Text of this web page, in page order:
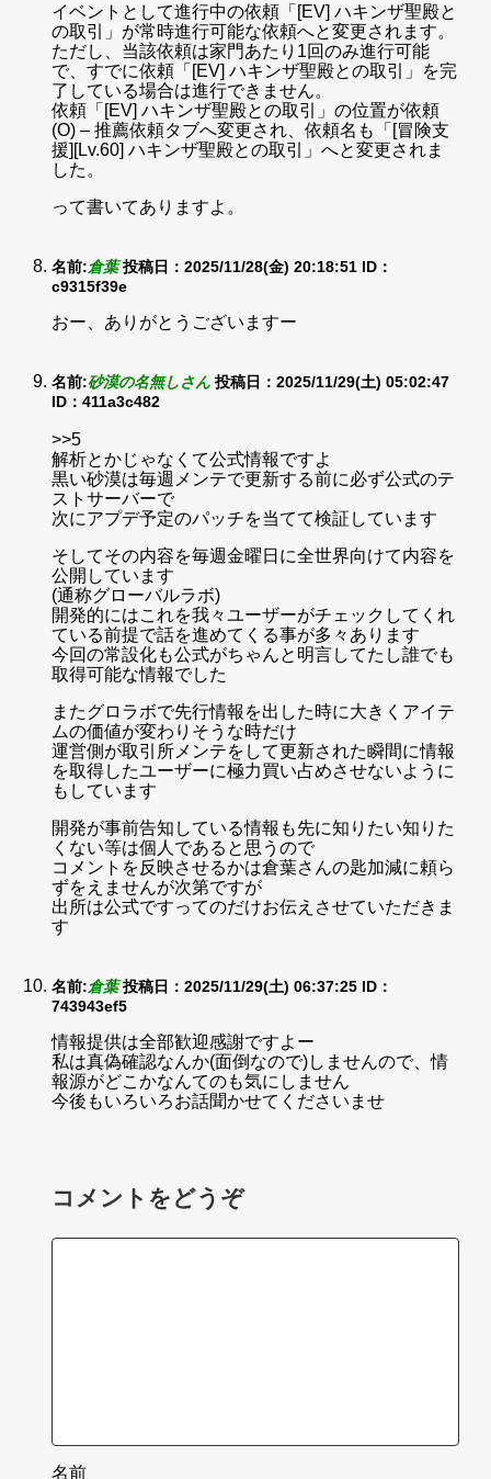
イベントとして進行中の依頼「[EV] ハキンザ聖殿と
の取引」が常時進行可能な依頼へと変更されます。
ただし、当該依頼は家門あたり1回のみ進行可能
で、すでに依頼「[EV] ハキンザ聖殿との取引」を完
了している場合は進行できません。
依頼「[EV] ハキンザ聖殿との取引」の位置が依頼
(O) – 推薦依頼タブへ変更され、依頼名も「[冒険支
援][Lv.60] ハキンザ聖殿との取引」へと変更されま
した。
って書いてありますよ。
名前:倉葉 投稿日：2025/11/28(金) 20:18:51 ID：
c9315f39e
おー、ありがとうございますー
名前:砂漠の名無しさん 投稿日：2025/11/29(土) 05:02:47
ID：411a3c482
>>5
解析とかじゃなくて公式情報ですよ
黒い砂漠は毎週メンテで更新する前に必ず公式のテ
ストサーバーで
次にアプデ予定のパッチを当てて検証しています
そしてその内容を毎週金曜日に全世界向けて内容を
公開しています
(通称グローバルラボ)
開発的にはこれを我々ユーザーがチェックしてくれ
ている前提で話を進めてくる事が多々あります
今回の常設化も公式がちゃんと明言してたし誰でも
取得可能な情報でした
またグロラボで先行情報を出した時に大きくアイテ
ムの価値が変わりそうな時だけ
運営側が取引所メンテをして更新された瞬間に情報
を取得したユーザーに極力買い占めさせないように
もしています
開発が事前告知している情報も先に知りたい知りた
くない等は個人であると思うので
コメントを反映させるかは倉葉さんの匙加減に頼ら
ずをえませんが次第ですが
出所は公式ですってのだけお伝えさせていただきま
す
名前:倉葉 投稿日：2025/11/29(土) 06:37:25 ID：
743943ef5
情報提供は全部歓迎感謝ですよー
私は真偽確認なんか(面倒なので)しませんので、情
報源がどこかなんてのも気にしません
今後もいろいろお話聞かせてくださいませ
コメントをどうぞ
名前